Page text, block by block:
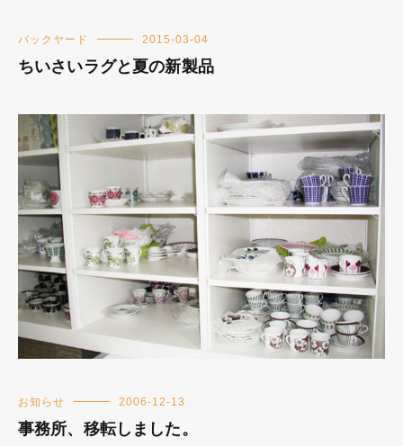
バックヤード 2015-03-04
ちいさいラグと夏の新製品
お知らせ 2006-12-13
事務所、移転しました。